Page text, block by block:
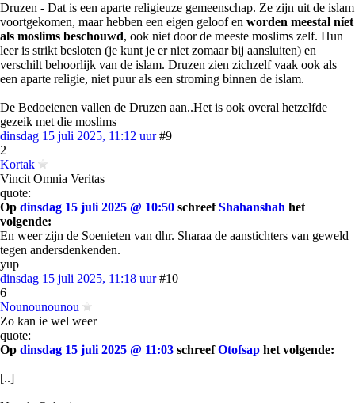
Druzen - Dat is een aparte religieuze gemeenschap. Ze zijn uit de islam
voortgekomen, maar hebben een eigen geloof en worden meestal níet
als moslims beschouwd, ook niet door de meeste moslims zelf. Hun
leer is strikt besloten (je kunt je er niet zomaar bij aansluiten) en
verschilt behoorlijk van de islam. Druzen zien zichzelf vaak ook als
een aparte religie, niet puur als een stroming binnen de islam.
De Bedoeienen vallen de Druzen aan..Het is ook overal hetzelfde
gezeik met die moslims
dinsdag 15 juli 2025, 11:12 uur #9
2
Kortak
Vincit Omnia Veritas
quote:
Op dinsdag 15 juli 2025 @ 10:50 schreefShahanshah het
volgende:
En weer zijn de Soenieten van dhr. Sharaa de aanstichters van geweld
tegen andersdenkenden.
yup
dinsdag 15 juli 2025, 11:18 uur #10
6
Nounounounou
Zo kan ie wel weer
quote:
Op dinsdag 15 juli 2025 @ 11:03 schreefOtofsap het volgende:
[..]